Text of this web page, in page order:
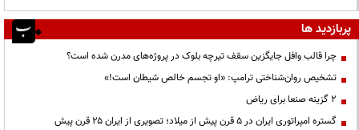
پربازدید ها
چرا قالب وافل جایگزین سقف تیرچه بلوک در پروژه‌های مدرن شده است؟
تشخیص روان‌شناختی ترامپ: «او تجسم خالص شیطان است!»
۲ گزینه صنعا برای ریاض
گستره امپراتوری ایران در ۵ قرن پیش از میلاد؛ تصویری از ایران ۲۵ قرن پیش